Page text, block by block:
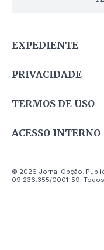
EXPEDIENTE
PRIVACIDADE
TERMOS DE USO
ACESSO INTERNO
© 2026 Jornal Opção.
09.236.355/0001-59.